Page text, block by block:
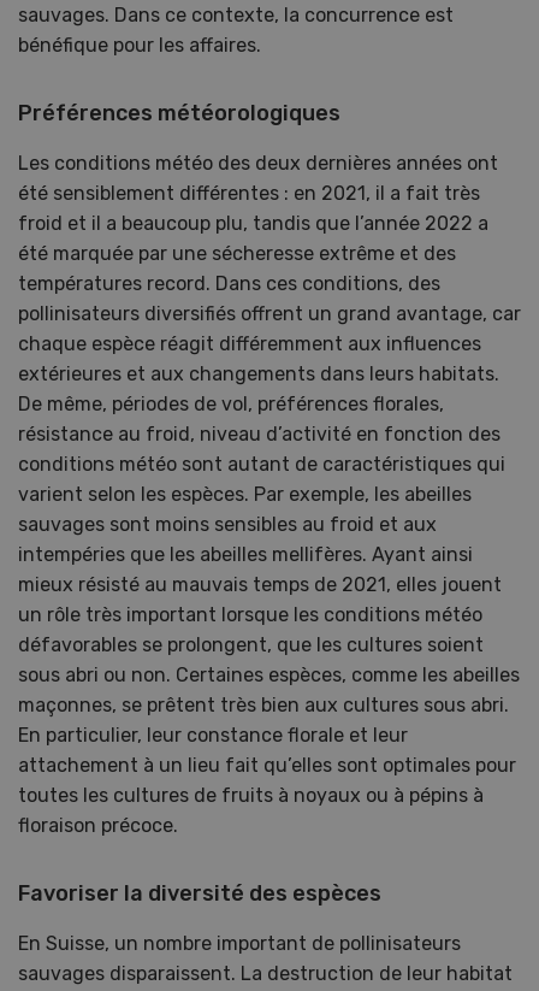
sauvages. Dans ce contexte, la concurrence est
bénéfique pour les affaires.
Préférences météorologiques
Les conditions météo des deux dernières années ont
été sensiblement différentes : en 2021, il a fait très
froid et il a beaucoup plu, tandis que l’année 2022 a
été marquée par une sécheresse extrême et des
températures record. Dans ces conditions, des
pollinisateurs diversifiés offrent un grand avantage, car
chaque espèce réagit différemment aux influences
extérieures et aux changements dans leurs habitats.
De même, périodes de vol, préférences florales,
résistance au froid, niveau d’activité en fonction des
conditions météo sont autant de caractéristiques qui
varient selon les espèces. Par exemple, les abeilles
sauvages sont moins sensibles au froid et aux
intempéries que les abeilles mellifères. Ayant ainsi
mieux résisté au mauvais temps de 2021, elles jouent
un rôle très important lorsque les conditions météo
défavorables se prolongent, que les cultures soient
sous abri ou non. Certaines espèces, comme les abeilles
maçonnes, se prêtent très bien aux cultures sous abri.
En particulier, leur constance florale et leur
attachement à un lieu fait qu’elles sont optimales pour
toutes les cultures de fruits à noyaux ou à pépins à
floraison précoce.
Favoriser la diversité des espèces
En Suisse, un nombre important de pollinisateurs
sauvages disparaissent. La destruction de leur habitat